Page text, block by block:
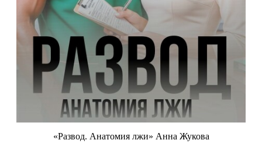
«Развод. Анатомия лжи» Анна Жукова